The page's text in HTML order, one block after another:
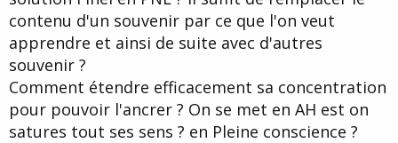
contenu d'un souvenir par ce que l'on veut
apprendre et ainsi de suite avec d'autres
souvenir ?
Comment étendre efficacement sa concentration
pour pouvoir l'ancrer ? On se met en AH est on
satures tout ses sens ? en Pleine conscience ?